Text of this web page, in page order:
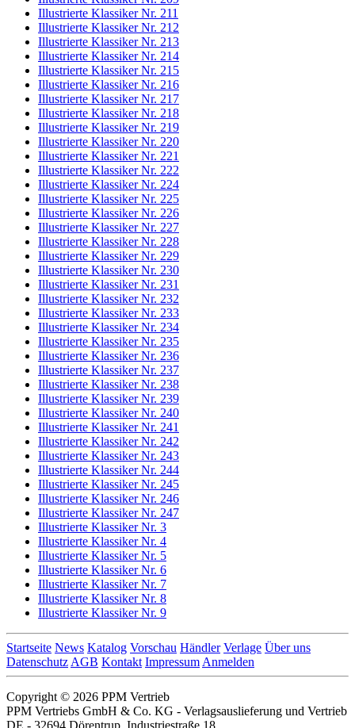
Illustrierte Klassiker Nr. 211
Illustrierte Klassiker Nr. 212
Illustrierte Klassiker Nr. 213
Illustrierte Klassiker Nr. 214
Illustrierte Klassiker Nr. 215
Illustrierte Klassiker Nr. 216
Illustrierte Klassiker Nr. 217
Illustrierte Klassiker Nr. 218
Illustrierte Klassiker Nr. 219
Illustrierte Klassiker Nr. 220
Illustrierte Klassiker Nr. 221
Illustrierte Klassiker Nr. 222
Illustrierte Klassiker Nr. 224
Illustrierte Klassiker Nr. 225
Illustrierte Klassiker Nr. 226
Illustrierte Klassiker Nr. 227
Illustrierte Klassiker Nr. 228
Illustrierte Klassiker Nr. 229
Illustrierte Klassiker Nr. 230
Illustrierte Klassiker Nr. 231
Illustrierte Klassiker Nr. 232
Illustrierte Klassiker Nr. 233
Illustrierte Klassiker Nr. 234
Illustrierte Klassiker Nr. 235
Illustrierte Klassiker Nr. 236
Illustrierte Klassiker Nr. 237
Illustrierte Klassiker Nr. 238
Illustrierte Klassiker Nr. 239
Illustrierte Klassiker Nr. 240
Illustrierte Klassiker Nr. 241
Illustrierte Klassiker Nr. 242
Illustrierte Klassiker Nr. 243
Illustrierte Klassiker Nr. 244
Illustrierte Klassiker Nr. 245
Illustrierte Klassiker Nr. 246
Illustrierte Klassiker Nr. 247
Illustrierte Klassiker Nr. 3
Illustrierte Klassiker Nr. 4
Illustrierte Klassiker Nr. 5
Illustrierte Klassiker Nr. 6
Illustrierte Klassiker Nr. 7
Illustrierte Klassiker Nr. 8
Illustrierte Klassiker Nr. 9
Startseite News Katalog Vorschau Händler Verlage Über uns
Datenschutz AGB Kontakt Impressum Anmelden
Copyright © 2026 PPM Vertrieb
PPM Vertriebs GmbH & Co. KG - Verlagsauslieferung und Vertrieb
DE - 32694 Dörentrup, Industriestraße 18